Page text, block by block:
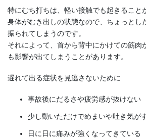
特にむち打ちは、軽い接触でも起きること
身体がむき出しの状態なので、ちょっとし
振られてしまうのです。
それによって、首から背中にかけての筋肉
も影響が出てしまうことがあります。
遅れて出る症状を見逃さないために
事故後にだるさや疲労感が抜けない
少し動いただけでめまいや吐き気が
日に日に痛みが強くなってきている